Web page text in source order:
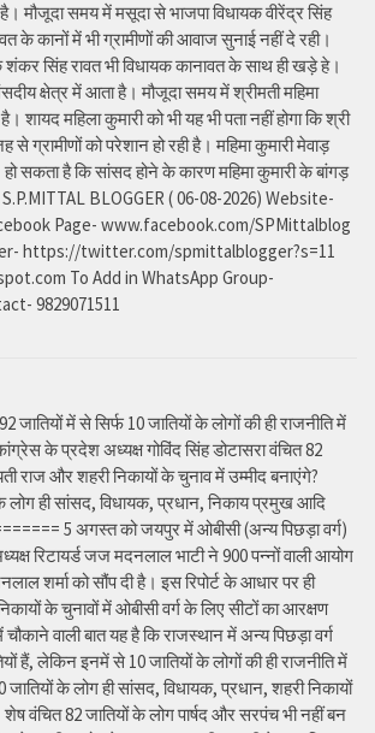
मौजूदा समय में मसूदा से भाजपा विधायक वीरेंद्र सिंह
के कानों में भी ग्रामीणों की आवाज सुनाई नहीं दे रही।
शंकर सिंह रावत भी विधायक कानावत के साथ ही खड़े हे।
क्षेत्र में आता है। मौजूदा समय में श्रीमती महिमा
शायद महिला कुमारी को भी यह भी पता नहीं होगा कि श्री
ग्रामीणों को परेशान हो रही है। महिमा कुमारी मेवाड़
सकता है कि सांसद होने के कारण महिमा कुमारी के बांगड़
BLOGGER ( 06-08-2026) Website-
Page- www.facebook.com/SPMittalblog
https://twitter.com/spmittalblogger?s=11
To Add in WhatsApp Group-
9829071511
जातियों में से सिर्फ 10 जातियों के लोगों की ही राजनीति में
के प्रदेश अध्यक्ष गोविंद सिंह डोटासरा वंचित 82
राज और शहरी निकायों के चुनाव में उम्मीद बनाएंगे?
लोग ही सांसद, विधायक, प्रधान, निकाय प्रमुख आदि
5 अगस्त को जयपुर में ओबीसी (अन्य पिछड़ा वर्ग)
रिटायर्ड जज मदनलाल भाटी ने 900 पन्नों वाली आयोग
शर्मा को सौंप दी है। इस रिपोर्ट के आधार पर ही
के चुनावों में ओबीसी वर्ग के लिए सीटों का आरक्षण
चौकाने वाली बात यह है कि राजस्थान में अन्य पिछड़ा वर्ग
हैं, लेकिन इनमें से 10 जातियों के लोगों की ही राजनीति में
जातियों के लोग ही सांसद, विधायक, प्रधान, शहरी निकायों
वंचित 82 जातियों के लोग पार्षद और सरपंच भी नहीं बन